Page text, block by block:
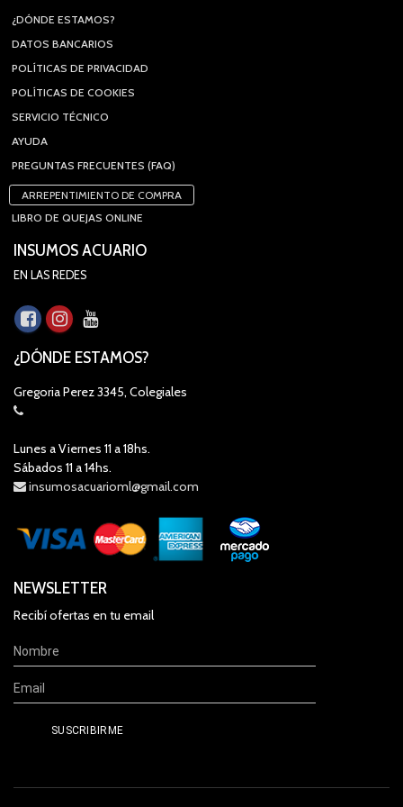
¿DÓNDE ESTAMOS?
DATOS BANCARIOS
POLÍTICAS DE PRIVACIDAD
POLÍTICAS DE COOKIES
SERVICIO TÉCNICO
AYUDA
PREGUNTAS FRECUENTES (FAQ)
ARREPENTIMIENTO DE COMPRA
LIBRO DE QUEJAS ONLINE
INSUMOS ACUARIO
EN LAS REDES
¿DÓNDE ESTAMOS?
Gregoria Perez 3345, Colegiales
Lunes a Viernes 11 a 18hs.
Sábados 11 a 14hs.
insumosacuarioml@gmail.com
NEWSLETTER
Recibí ofertas en tu email